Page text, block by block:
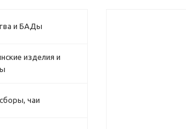
и БАДы
изделия и
чаи